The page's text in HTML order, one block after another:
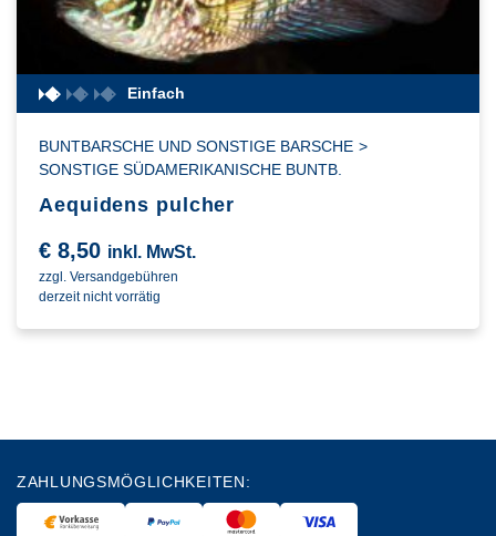
Einfach
BUNTBARSCHE UND SONSTIGE BARSCHE >
SONSTIGE SÜDAMERIKANISCHE BUNTB.
Aequidens pulcher
€ 8,50 inkl. MwSt.
zzgl. Versandgebühren
derzeit nicht vorrätig
ZAHLUNGSMÖGLICHKEITEN: